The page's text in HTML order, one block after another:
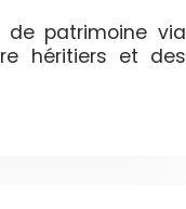
de patrimoine via
héritiers et des